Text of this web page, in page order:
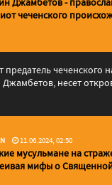
чеченского
предатель чеченского
Джамбетов, несет
11.06.2024, 02:50
мусульмане на
мифы о